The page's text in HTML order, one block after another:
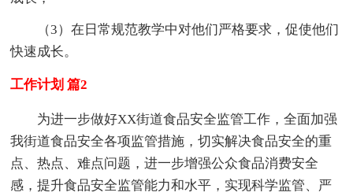
（3）在日常规范教学中对他们严格要求，促使他们
快速成长。
工作计划 篇2
为进一步做好XX街道食品安全监管工作，全面加强
我街道食品安全各项监管措施，切实解决食品安全的重
点、热点、难点问题，进一步增强公众食品消费安全
感，提升食品安全监管能力和水平，实现科学监管、严